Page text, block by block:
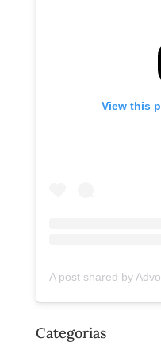
View this
Categorias